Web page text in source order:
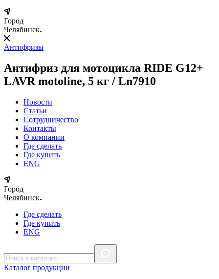
Город
Челябинск
Антифризы
Антифриз для мотоцикла RIDE G12+
LAVR motoline, 5 кг / Ln7910
Новости
Статьи
Сотрудничество
Контакты
О компании
Где сделать
Где купить
ENG
Город
Челябинск
Где сделать
Где купить
ENG
Каталог продукции